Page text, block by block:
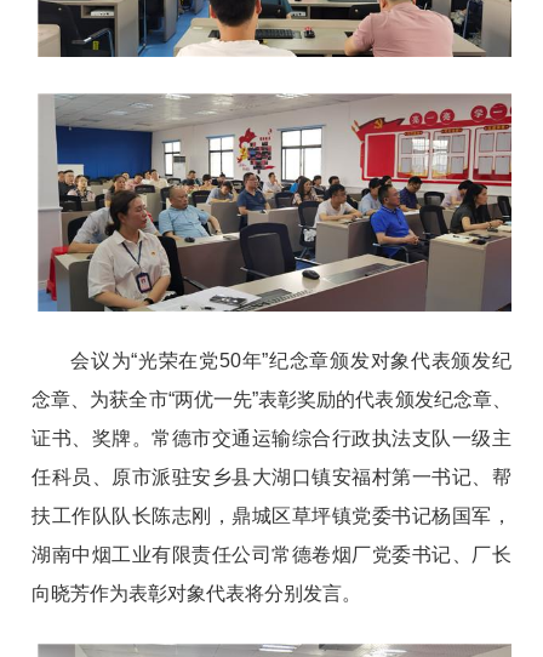
会议为“光荣在党50年”纪念章颁发对象代表颁发纪
念章、为获全市“两优一先”表彰奖励的代表颁发纪念章、
证书、奖牌。常德市交通运输综合行政执法支队一级主
任科员、原市派驻安乡县大湖口镇安福村第一书记、帮
扶工作队队长陈志刚，鼎城区草坪镇党委书记杨国军，
湖南中烟工业有限责任公司常德卷烟厂党委书记、厂长
向晓芳作为表彰对象代表将分别发言。